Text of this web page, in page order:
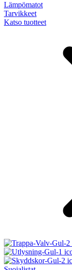
Lämpömatot
Tarvikkeet
Katso tuotteet